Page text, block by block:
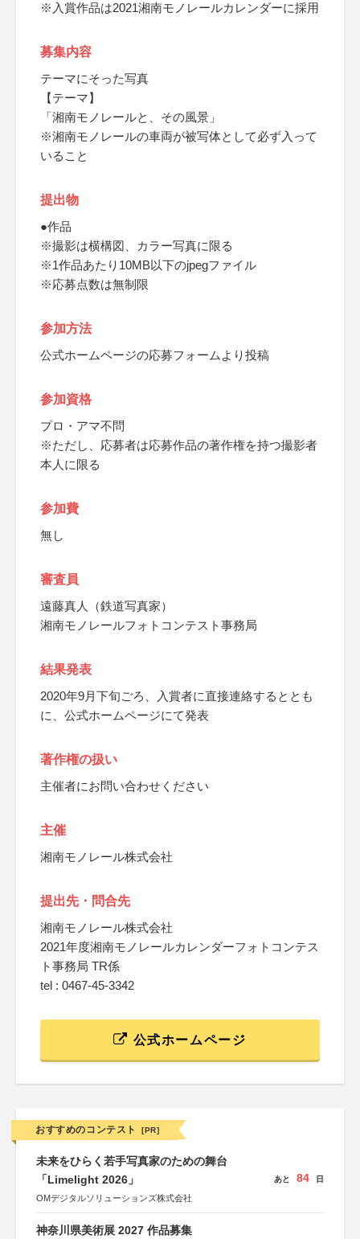
※入賞作品は2021湘南モノレールカレンダーに採用
募集内容
テーマにそった写真
【テーマ】
「湘南モノレールと、その風景」
※湘南モノレールの車両が被写体として必ず入って
いること
提出物
●作品
※撮影は横構図、カラー写真に限る
※1作品あたり10MB以下のjpegファイル
※応募点数は無制限
参加方法
公式ホームページの応募フォームより投稿
参加資格
プロ・アマ不問
※ただし、応募者は応募作品の著作権を持つ撮影者
本人に限る
参加費
無し
審査員
遠藤真人（鉄道写真家）
湘南モノレールフォトコンテスト事務局
結果発表
2020年9月下旬ごろ、入賞者に直接連絡するととも
に、公式ホームページにて発表
著作権の扱い
主催者にお問い合わせください
主催
湘南モノレール株式会社
提出先・問合先
湘南モノレール株式会社
2021年度湘南モノレールカレンダーフォトコンテス
ト事務局 TR係
tel : 0467-45-3342
公式ホームページ
おすすめのコンテスト [PR]
未来をひらく若手写真家のための舞台
「Limelight 2026」
OMデジタルソリューションズ株式会社
あと 84 日
神奈川県美術展 2027 作品募集